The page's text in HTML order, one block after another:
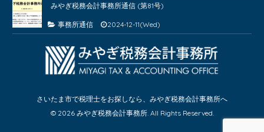
みやぎ税務会計事務所通信 (第81号)
事務所通信 2024-12-11(Wed)
さいたま市で税理士をお探しなら、みやぎ税務会計事務所へ
© 2026 みやぎ税務会計事務所. All Rights Reserved.